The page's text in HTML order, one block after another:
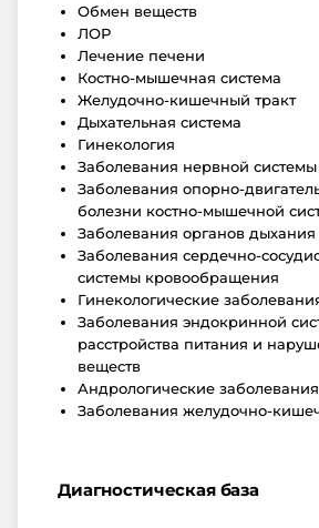
Обмен веществ
ЛОР
Лечение печени
Костно-мышечная система
Желудочно-кишечный тракт
Дыхательная система
Гинекология
Заболевания нервной системы
Заболевания опорно-
болезни костно-мышечной
Заболевания органов
Заболевания сердечно-
системы кровообращения
Гинекологические
Заболевания эндокринной
расстройства питания и
веществ
Андрологические заболевания
Заболевания желудочно-
Диагностическая база